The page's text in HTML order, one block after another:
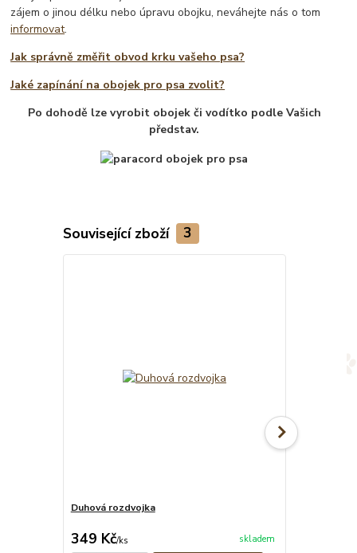
zájem o jinou délku nebo úpravu obojku, neváhejte nás o tom
informovat.
Jak správně změřit obvod krku vašeho psa?
Jaké zapínání na obojek pro psa zvolit?
Po dohodě lze vyrobit obojek či vodítko podle Vašich
představ.
Související zboží 3
Duhová rozdvojka
349 Kč/ks skladem